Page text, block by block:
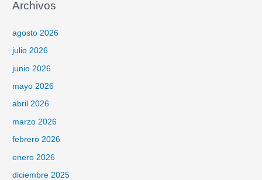
Archivos
agosto 2026
julio 2026
junio 2026
mayo 2026
abril 2026
marzo 2026
febrero 2026
enero 2026
diciembre 2025